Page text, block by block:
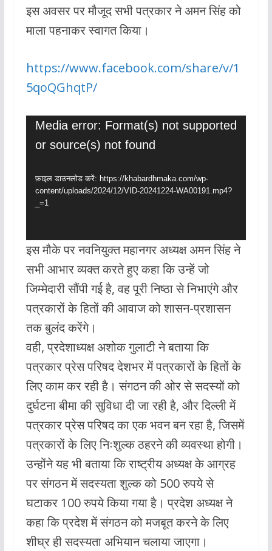
इस अवसर पर मौजूद सभी पत्रकार ने अमन सिंह को
माला पहनाकर स्वागत किया।
https://www.facebook.com/share/v/1
5qoQGhqtP/
वीडियो
प्लेयर
Media error: Format(s) not supported
or source(s) not found
फ़ाइल डाउनलोड करें: https://khabardhmaka.com/wp-
content/uploads/2024/12/VID-20241224-WA00191.mp4?
_=1
इस मौके पर नवनियुक्त महानगर अध्यक्ष अमन सिंह ने
सभी आभार व्यक्त करते हुए कहा कि उन्हें जो
जिम्मेदारी सौंपी गई है, वह पूरी निष्ठा से निभाएंगे और
पत्रकारों के हितों की आवाज को शासन-प्रशासन
तक बुलंद करेंगे।
वही, प्रदेशाध्यक्ष अशोक गुलाटी ने बताया कि
पत्रकार प्रेस परिषद देशभर में पत्रकारों के हितों के
लिए काम कर रही है। संगठन की ओर से सदस्यों को
दुर्घटना बीमा की सुविधा दी जा रही है, और दिल्ली में
पत्रकार प्रेस परिषद का एक भवन बन रहा है, जिसमें
पत्रकारों के लिए निःशुल्क ठहरने की व्यवस्था होगी।
उन्होंने यह भी बताया कि राष्ट्रीय अध्यक्ष के आग्रह
पर संगठन में सदस्यता शुल्क को 500 रुपये से
घटाकर 100 रुपये किया गया है। प्रदेश अध्यक्ष ने
कहा कि प्रदेश में संगठन को मजबूत करने के लिए
शीघ्र ही सदस्यता अभियान चलाया जाएगा।